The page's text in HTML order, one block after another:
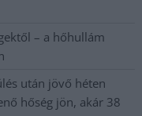
– a hőhullám
után jövő héten
hőség jön, akár 38